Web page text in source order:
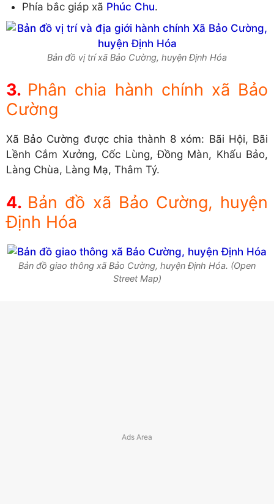
Phía bắc giáp xã Phúc Chu.
Bản đồ vị trí xã Bảo Cường, huyện Định Hóa
Phân chia hành chính xã Bảo
Cường
Xã Bảo Cường được chia thành 8 xóm: Bãi Hội, Bãi
Lềnh Cắm Xưởng, Cốc Lùng, Đồng Màn, Khấu Bảo,
Làng Chùa, Làng Mạ, Thâm Tý.
Bản đồ xã Bảo Cường, huyện
Định Hóa
Bản đồ giao thông xã Bảo Cường, huyện Định Hóa. (Open
Street Map)